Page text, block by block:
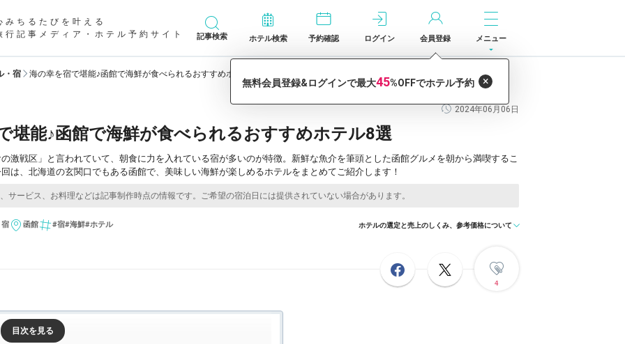
みちるたびを叶える
行記事メディア・ホテル予約サイト
記事検索 ホテル検索 予約確認 ログイン 会員登録 メニュー
・宿 海の幸を宿で堪能♪函館で海鮮が食べられるおすすめホテル8選
2024年06月06日
堪能♪函館で海鮮が食べられるおすすめホテル8選
激戦区」と言われていて、朝食に力を入れている宿が多いのが特徴。新鮮な魚介を筆頭とした函館グルメを朝から満喫するこ
は、北海道の玄関口でもある函館で、美味しい海鮮が楽しめるホテルをまとめてご紹介します！
宿 函館 #宿#海鮮#ホテル ホテルの選定と売上のしくみ、参考価格について
4